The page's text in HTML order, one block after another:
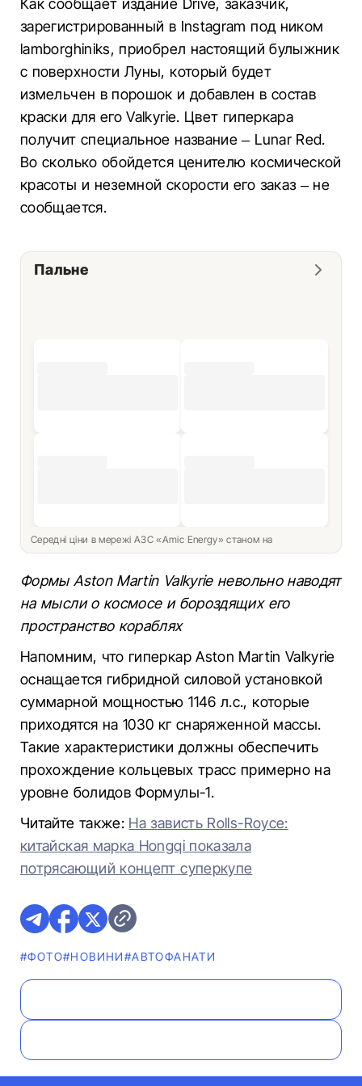
Как сообщает издание Drive, заказчик,
зарегистрированный в Instagram под ником
lamborghiniks, приобрел настоящий булыжник
с поверхности Луны, который будет
измельчен в порошок и добавлен в состав
краски для его Valkyrie. Цвет гиперкара
получит специальное название – Lunar Red.
Во сколько обойдется ценителю космической
красоты и неземной скорости его заказ – не
сообщается.
Пальне
Середні ціни в мережі АЗС «Amic Energy» станом на
Формы Aston Martin Valkyrie невольно наводят
на мысли о космосе и бороздящих его
пространство кораблях
Напомним, что гиперкар Aston Martin Valkyrie
оснащается гибридной силовой установкой
суммарной мощностью 1146 л.с., которые
приходятся на 1030 кг снаряженной массы.
Такие характеристики должны обеспечить
прохождение кольцевых трасс примерно на
уровне болидов Формулы-1.
Читайте также: На зависть Rolls-Royce:
китайская марка Hongqi показала
потрясающий концепт суперкупе
#ФОТО#НОВИНИ#АВТОФАНАТИ